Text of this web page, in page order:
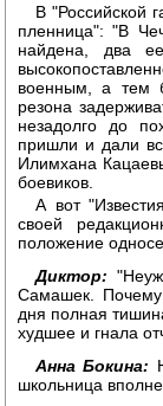
В "Российской
пленница": "В
найдена, два
военным, а тем
резона
незадолго до
пришли и дали
Илимхана
боевиков.
А вот
своей
положение
Диктор:
Самашек. Почему
дня полная
худшее и гнала
Анна Бокина:
школьница